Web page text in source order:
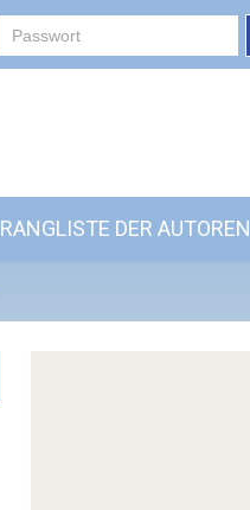
RANGLISTE DER AUTOREN